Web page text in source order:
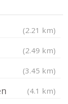
(2.21 km)
(2.49 km)
(3.45 km)
(4.1 km)